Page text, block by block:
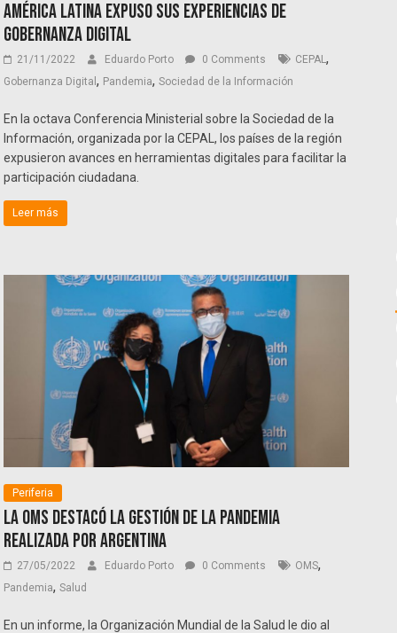
América Latina expuso sus experiencias de
gobernanza digital
21/11/2022 Eduardo Porto 0 Comments CEPAL,
Gobernanza Digital, Pandemia,Sociedad de la Información
En la octava Conferencia Ministerial sobre la Sociedad de la
Información, organizada por la CEPAL, los países de la región
expusieron avances en herramientas digitales para facilitar la
participación ciudadana.
Leer más
Periferia
La OMS destacó la gestión de la pandemia
realizada por Argentina
27/05/2022 Eduardo Porto 0 Comments OMS,
Pandemia,Salud
En un informe, la Organización Mundial de la Salud le dio al